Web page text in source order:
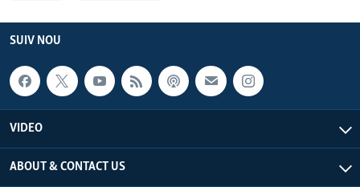
SUIV NOU
VIDEO
ABOUT & CONTACT US